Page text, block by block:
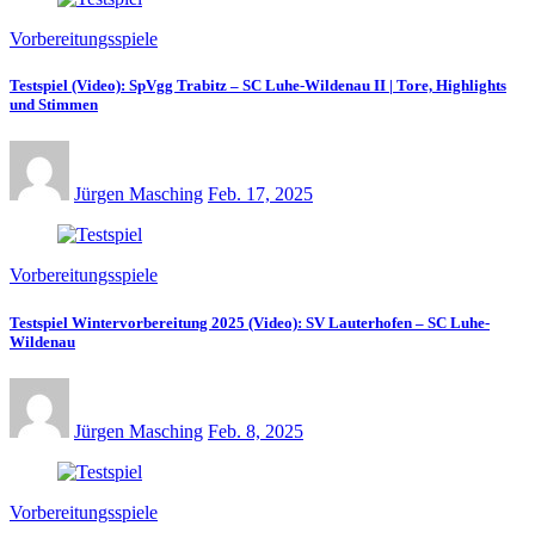
Vorbereitungsspiele
Testspiel (Video): SpVgg Trabitz – SC Luhe-Wildenau II | Tore, Highlights
und Stimmen
Jürgen Masching Feb. 17, 2025
Vorbereitungsspiele
Testspiel Wintervorbereitung 2025 (Video): SV Lauterhofen – SC Luhe-
Wildenau
Jürgen Masching Feb. 8, 2025
Vorbereitungsspiele